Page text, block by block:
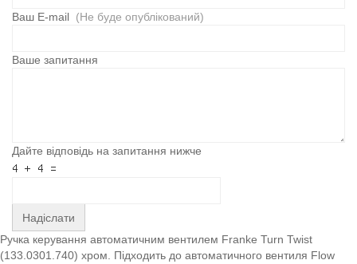
Ваш E-mail (Не буде опублікований)
Ваше запитання
Дайте відповідь на запитання нижче
Надіслати
Ручка керування автоматичним вентилем Franke Turn Twist
(133.0301.740) хром. Підходить до автоматичного вентиля Flow